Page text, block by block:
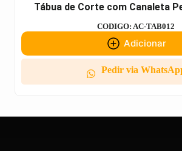
Tábua de Corte com Canaleta
CODIGO: AC-TAB012
Adicionar
Pedir via